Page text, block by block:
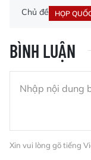
Chủ đề HỌP
BÌNH LUẬN
Xin vui lòng gõ tiếng